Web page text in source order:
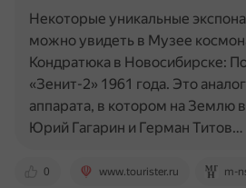
0 www.tourister.ru m-
Некоторые уникальные
можно увидеть в Музее
Кондратюка в Новосибирске:
«Зенит-2» 1961 года. Это
аппарата, в котором на Землю
Юрий Гагарин и Герман Титов…